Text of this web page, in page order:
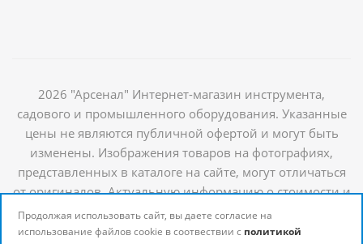
2026 "Арсенал" Интернет-магазин инструмента,
садового и промышленного оборудования. Указанные
цены не являются публичной офертой и могут быть
изменены. Изображения товаров на фотографиях,
представленных в каталоге на сайте, могут отличаться
от оригиналов. Актуальную информацию о стоимости и
наличии товаров можно получить у наших
менеджеров
Продолжая использовать сайт, вы даете согласие на
использование файлов cookie в соотвествии с политикой